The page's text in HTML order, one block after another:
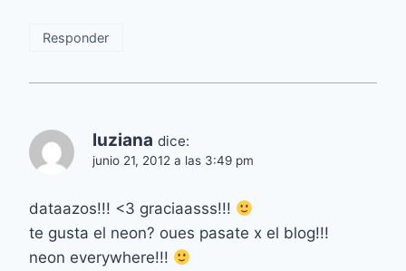
Responder
luziana dice:
junio 21, 2012 a las 3:49 pm
dataazos!!! <3 graciaasss!!!
te gusta el neon? oues pasate x el blog!!!
neon everywhere!!!